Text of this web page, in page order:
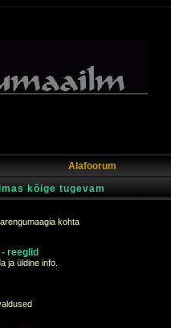
Alafoorum
kõige tugevam
kohta
reeglid
ja üldine info.